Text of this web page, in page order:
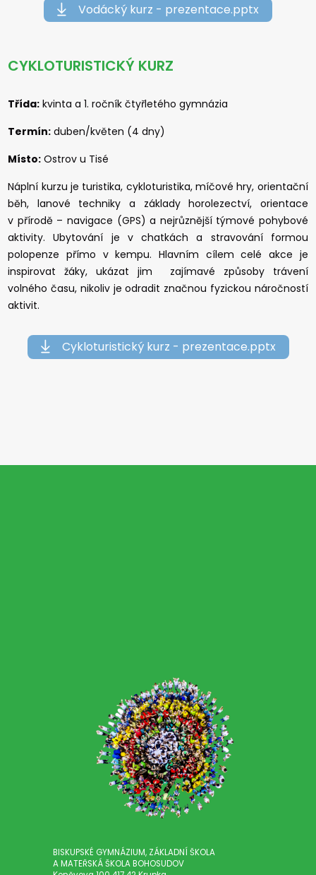
Vodácký kurz - prezentace.pptx
CYKLOTURISTICKÝ KURZ
Třída: kvinta a 1. ročník čtyřletého gymnázia
Termín: duben/květen (4 dny)
Místo: Ostrov u Tisé
Náplní kurzu je turistika, cykloturistika, míčové hry, orientační
běh, lanové techniky a základy horolezectví, orientace
v přírodě – navigace (GPS) a nejrůznější týmové pohybové
aktivity. Ubytování je v chatkách a stravování formou
polopenze přímo v kempu. Hlavním cílem celé akce je
inspirovat žáky, ukázat jim zajímavé způsoby trávení
volného času, nikoliv je odradit značnou fyzickou náročností
aktivit.
Cykloturistický kurz - prezentace.pptx
BISKUPSKÉ GYMNÁZIUM, ZÁKLADNÍ ŠKOLA
A MATEŘSKÁ ŠKOLA BOHOSUDOV